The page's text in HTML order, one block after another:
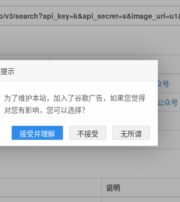
扫码关注公众号
填 调用此API的API Secret扫码关注公众号
必填 用来搜索的 FaceSet 的标识
说明
示
为了维护本站，加入了谷歌广告，如果您觉得
对您有影响，您可以选择？
接受并理解 不接受 无所谓